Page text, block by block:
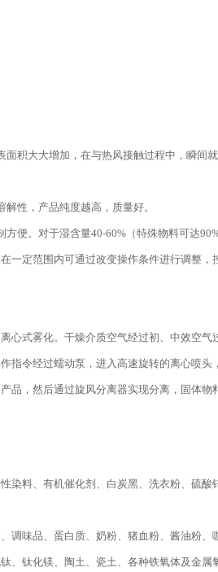
面积大大增加，在与热风接触过程中，瞬间
性，产品纯度越高，质量好。
便。对于湿含量40-60%（特殊物料可达
一定范围内可通过改变操作条件进行调整，
式雾化。干燥介质空气经过初、中效空气
指令经过蠕动泵，进入高速旋转的离心喷
品，然后通过旋风分离器实现分离，固体
染料、有机催化剂、白炭黑、洗衣粉、硫
调味品、蛋白质、奶粉、猪血粉、酱油粉
、钛化镁、陶土、瓷土、各种铁氧体及金属